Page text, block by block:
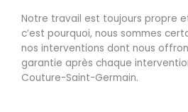
Notre travail est toujours propre
c’est pourquoi, nous sommes
nos interventions dont nous
garantie après chaque
Couture-Saint-Germain.